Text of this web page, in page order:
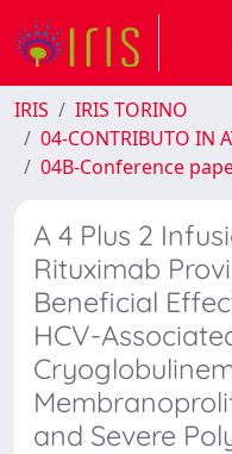
IRIS
IRIS TORINO
04-CONTRIBUTO IN
04B-Conference
A 4 Plus 2
Rituximab
Beneficial
HCV-
and Severe